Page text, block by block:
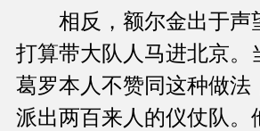
相反，额尔金出于声
打算带大队人马进北京。
葛罗本人不赞同这种做法
派出两百来人的仪仗队。